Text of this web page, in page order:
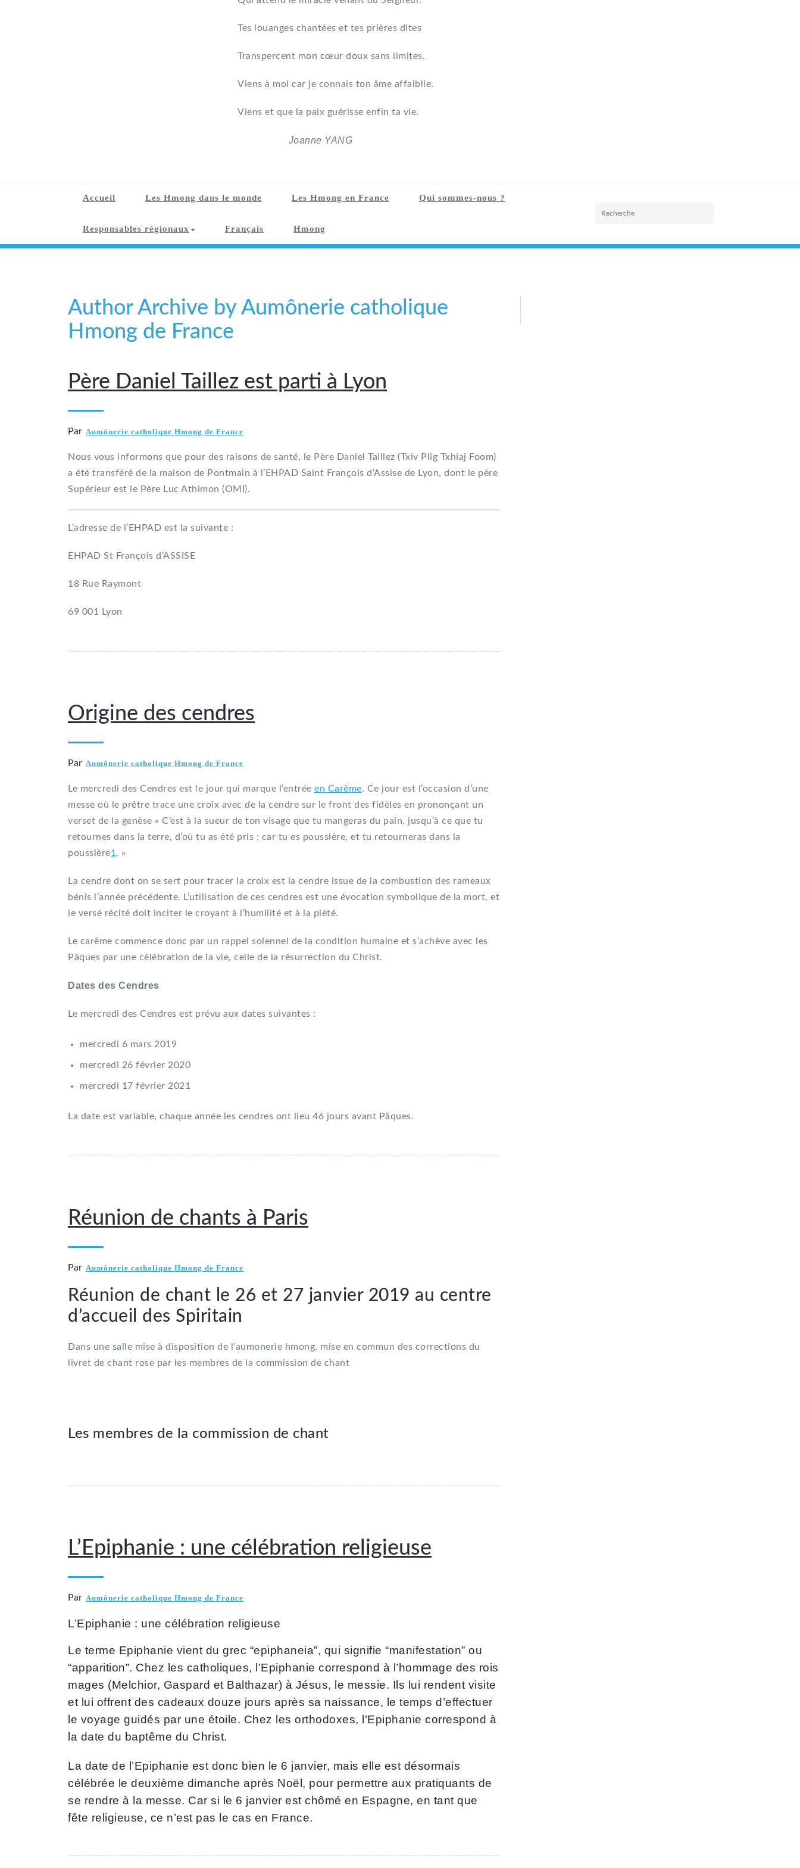
Tes louanges chantées et tes prières dites
Transpercent mon cœur doux sans limites.
Viens à moi car je connais ton âme affaiblie.
Viens et que la paix guérisse enfin ta vie.
Joanne YANG
Accueil Les Hmong dans le monde Les Hmong en France Qui sommes-nous ?
Responsables régionaux Français Hmong
Author Archive by Aumônerie catholique
Hmong de France
Père Daniel Taillez est parti à Lyon
Par Aumônerie catholique Hmong de France
Nous vous informons que pour des raisons de santé, le Père Daniel Taillez (Txiv Plig Txhiaj Foom)
a été transféré de la maison de Pontmain à l’EHPAD Saint François d’Assise de Lyon, dont le père
Supérieur est le Père Luc Athimon (OMI).
L’adresse de l’EHPAD est la suivante :
EHPAD St François d’ASSISE
18 Rue Raymont
69 001 Lyon
Origine des cendres
Par Aumônerie catholique Hmong de France
Le mercredi des Cendres est le jour qui marque l’entrée en Carême. Ce jour est l’occasion d’une
messe où le prêtre trace une croix avec de la cendre sur le front des fidèles en prononçant un
verset de la genèse « C’est à la sueur de ton visage que tu mangeras du pain, jusqu’à ce que tu
retournes dans la terre, d’où tu as été pris ; car tu es poussière, et tu retourneras dans la
poussière1. »
La cendre dont on se sert pour tracer la croix est la cendre issue de la combustion des rameaux
bénis l’année précédente. L’utilisation de ces cendres est une évocation symbolique de la mort, et
le versé récité doit inciter le croyant à l’humilité et à la piété.
Le carême commence donc par un rappel solennel de la condition humaine et s’achève avec les
Pâques par une célébration de la vie, celle de la résurrection du Christ.
Dates des Cendres
Le mercredi des Cendres est prévu aux dates suivantes :
mercredi 6 mars 2019
mercredi 26 février 2020
mercredi 17 février 2021
La date est variable, chaque année les cendres ont lieu 46 jours avant Pâques.
Réunion de chants à Paris
Par Aumônerie catholique Hmong de France
Réunion de chant le 26 et 27 janvier 2019 au centre
d’accueil des Spiritain
Dans une salle mise à disposition de l’aumonerie hmong, mise en commun des corrections du
livret de chant rose par les membres de la commission de chant
Les membres de la commission de chant
L’Epiphanie : une célébration religieuse
Par Aumônerie catholique Hmong de France
L’Epiphanie : une célébration religieuse
Le terme Epiphanie vient du grec “epiphaneia”, qui signifie “manifestation” ou
“apparition”. Chez les catholiques, l’Epiphanie correspond à l’hommage des rois
mages (Melchior, Gaspard et Balthazar) à Jésus, le messie. Ils lui rendent visite
et lui offrent des cadeaux douze jours après sa naissance, le temps d’effectuer
le voyage guidés par une étoile. Chez les orthodoxes, l’Epiphanie correspond à
la date du baptême du Christ.
La date de l’Epiphanie est donc bien le 6 janvier, mais elle est désormais
célébrée le deuxième dimanche après Noël, pour permettre aux pratiquants de
se rendre à la messe. Car si le 6 janvier est chômé en Espagne, en tant que
fête religieuse, ce n’est pas le cas en France.